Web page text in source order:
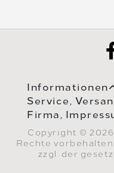
Informationen
Service,
Firma,
Copyright © 2026
Rechte vorbehalten.
zzgl. der